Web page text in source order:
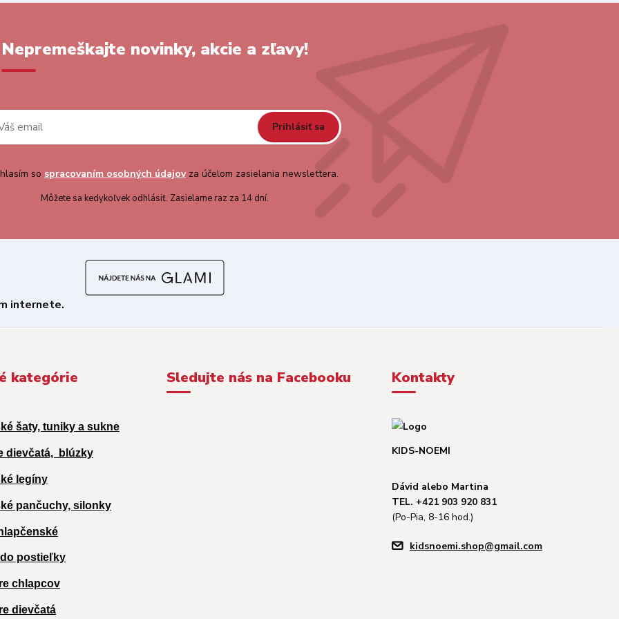
Nepremeškajte novinky, akcie a zľavy!
Prihlásiť sa
so spracovaním osobných údajovza účelom zasielania newslettera.
Môžete sa kedykoľvek odhlásiť. Zasielame raz za 14 dní.
kategórie
šaty, tuniky a sukne
dievčatá, blúzky
legíny
pančuchy, silonky
postieľky
chlapcov
dievčatá
Sledujte nás na Facebooku Kontakty
KIDS-NOEMI
Dávid alebo Martina
TEL. +421 903 920 831
(Po-Pia, 8-16 hod.)
kidsnoemi.shop@gmail.com